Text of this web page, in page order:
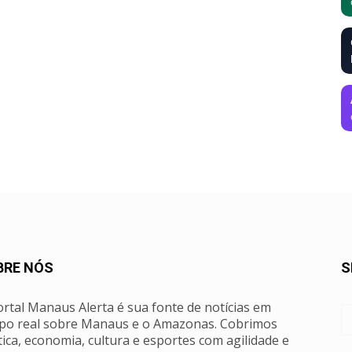
NÓS
Manaus Alerta é sua fonte de notícias em
real sobre Manaus e o Amazonas. Cobrimos
economia, cultura e esportes com agilidade e